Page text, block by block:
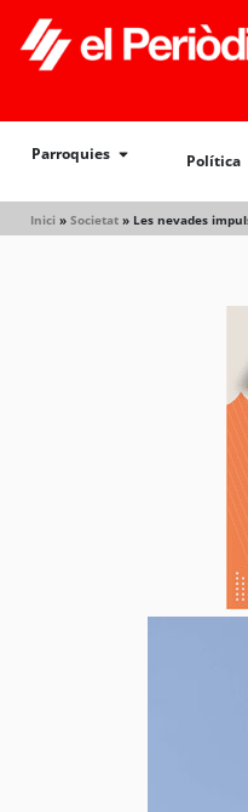
Parroquies Política
Inici » Societat » Les nevades
Política